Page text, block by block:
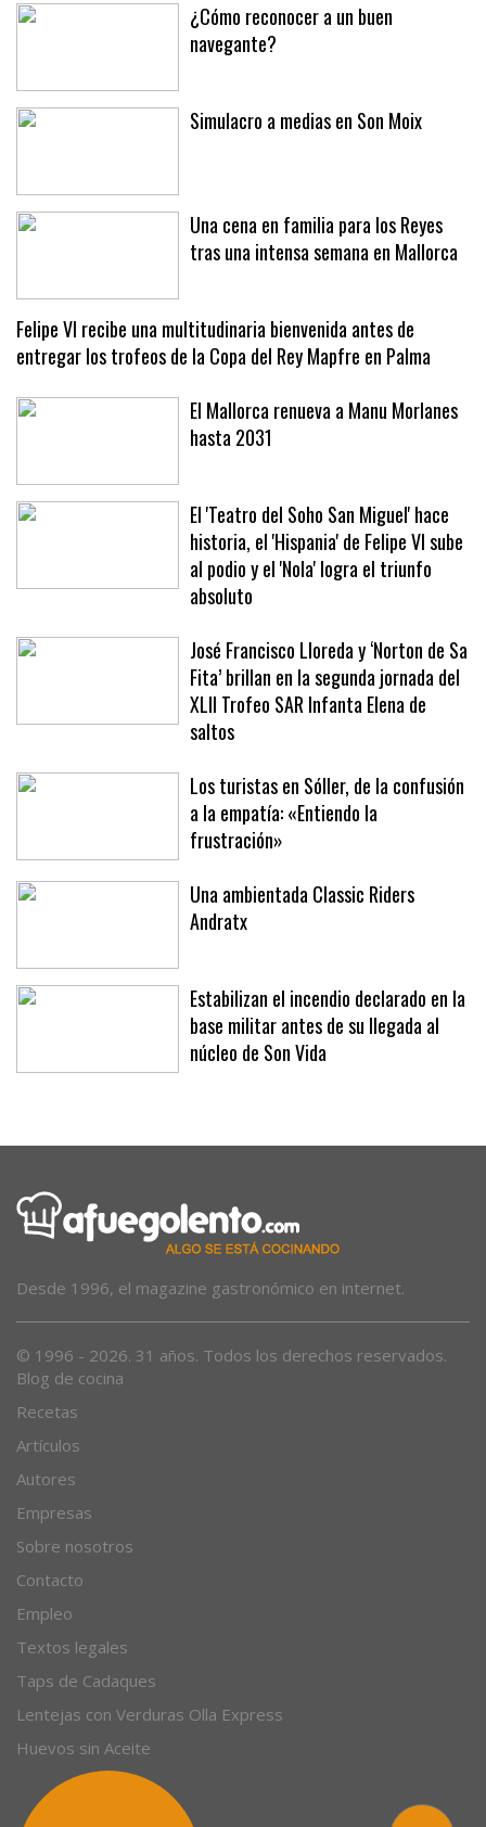
¿Cómo reconocer a un buen
navegante?
Simulacro a medias en Son Moix
Una cena en familia para los Reyes
tras una intensa semana en Mallorca
Felipe VI recibe una multitudinaria bienvenida antes de
entregar los trofeos de la Copa del Rey Mapfre en Palma
El Mallorca renueva a Manu Morlanes
hasta 2031
El 'Teatro del Soho San Miguel' hace
historia, el 'Hispania' de Felipe VI sube
al podio y el 'Nola' logra el triunfo
absoluto
José Francisco Lloreda y ‘Norton de Sa
Fita’ brillan en la segunda jornada del
XLII Trofeo SAR Infanta Elena de
saltos
Los turistas en Sóller, de la confusión
a la empatía: «Entiendo la
frustración»
Una ambientada Classic Riders
Andratx
Estabilizan el incendio declarado en la
base militar antes de su llegada al
núcleo de Son Vida
Desde 1996, el magazine gastronómico en internet.
© 1996 - 2026. 31 años. Todos los derechos reservados.
Blog de cocina
Recetas
Artículos
Autores
Empresas
Sobre nosotros
Contacto
Empleo
Textos legales
Taps de Cadaques
Lentejas con Verduras Olla Express
Huevos sin Aceite